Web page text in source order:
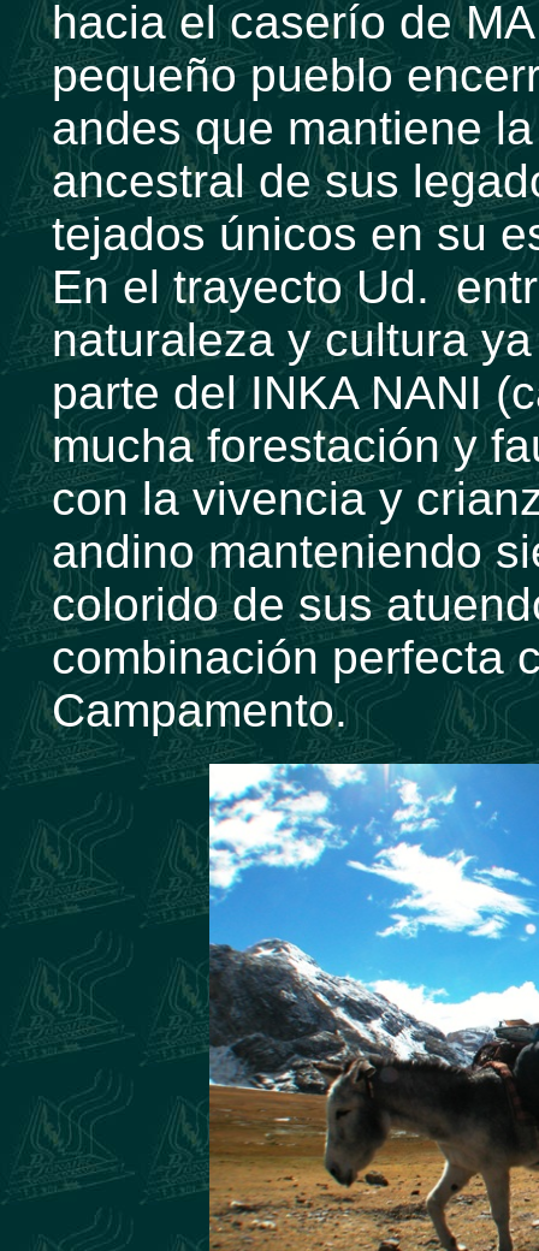
hacia el caserío de
pequeño pueblo
andes que mantiene
ancestral de sus
tejados únicos en su
En el trayecto Ud.
naturaleza y cultura
parte del INKA NANI
mucha forestación y
con la vivencia y
andino manteniendo
colorido de sus
combinación perfecta
Campamento.